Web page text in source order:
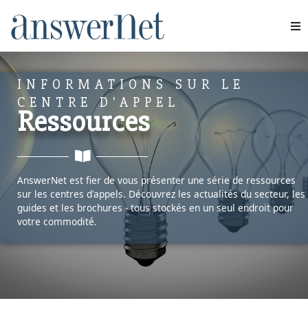
Services
Industries
Ressources
À propos de nous
Nous contacter
INFORMATIONS SUR LE
CENTRE D'APPEL
Ressources
AnswerNet est fier de vous présenter une série de ressources
sur les centres d'appels. Découvrez les actualités du secteur, les
guides et les brochures - tous stockés en un seul endroit pour
votre commodité.